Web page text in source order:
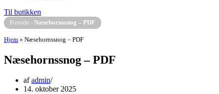
Til butikken
Forside › Næsehornssnog – PDF
Hjem » Næsehornssnog – PDF
Næsehornssnog – PDF
afadmin
14. oktober 2025